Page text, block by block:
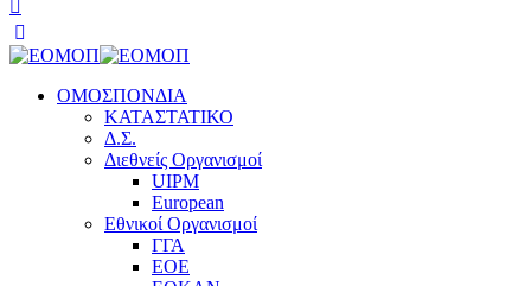
ΟΜΟΣΠΟΝΔΙΑ
ΚΑΤΑΣΤΑΤΙΚΟ
Δ.Σ.
Διεθνείς Οργανισμοί
UIPM
European
Εθνικοί Οργανισμοί
ΓΓΑ
ΕΟΕ